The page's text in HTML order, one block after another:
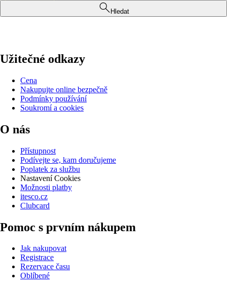
Hledat
Užitečné odkazy
Cena
Nakupujte online bezpečně
Podmínky používání
Soukromí a cookies
O nás
Přístupnost
Podívejte se, kam doručujeme
Poplatek za službu
Nastavení Cookies
Možnosti platby
itesco.cz
Clubcard
Pomoc s prvním nákupem
Jak nakupovat
Registrace
Rezervace času
Oblíbené